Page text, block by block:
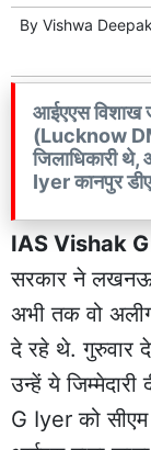
By Vishwa
आईएएस
(Lucknow
जिलाधिकारी
Iyer कानपुर
IAS Vishak
सरकार ने लखनऊ
अभी तक वो
दे रहे थे. गुरुवार
उन्हें ये
G Iyer को